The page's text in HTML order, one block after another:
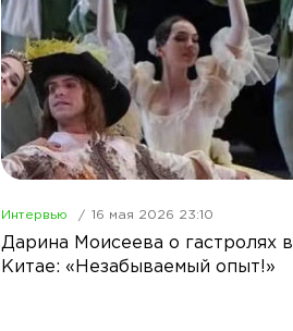
Интервью 16 мая 2026 23:10
Дарина Моисеева о гастролях в
Китае: «Незабываемый опыт!»